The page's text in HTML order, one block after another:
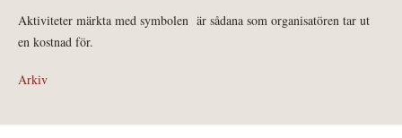
Aktiviteter märkta med symbolen är sådana som organisatören tar ut
en kostnad för.
Arkiv